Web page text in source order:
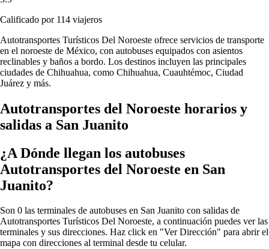
Calificado por 114 viajeros
Autotransportes Turísticos Del Noroeste ofrece servicios de transporte
en el noroeste de México, con autobuses equipados con asientos
reclinables y baños a bordo. Los destinos incluyen las principales
ciudades de Chihuahua, como Chihuahua, Cuauhtémoc, Ciudad
Juárez y más.
Autotransportes del Noroeste horarios y
salidas a San Juanito
¿A Dónde llegan los autobuses
Autotransportes del Noroeste en San
Juanito?
Son 0 las terminales de autobuses en San Juanito con salidas de
Autotransportes Turísticos Del Noroeste, a continuación puedes ver las
terminales y sus direcciones. Haz click en "Ver Dirección" para abrir el
mapa con direcciones al terminal desde tu celular.